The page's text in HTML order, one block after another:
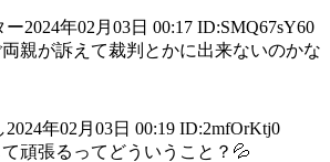
2024年02月03日 00:17 ID:SMQ67sY60
親が訴えて裁判とかに出来ないのかな
年02月03日 00:19 ID:2mfOrKtj0
頑張るってどういうこと？💦